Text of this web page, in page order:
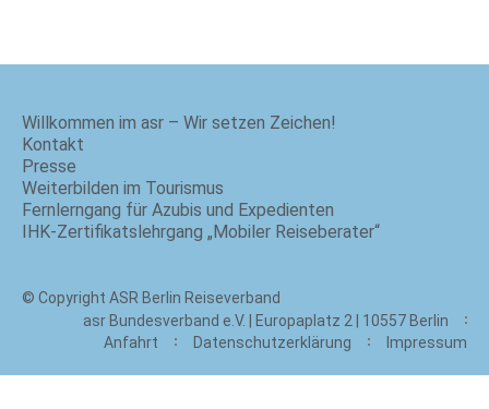
Willkommen im asr – Wir setzen Zeichen!
Kontakt
Presse
Weiterbilden im Tourismus
Fernlerngang für Azubis und Expedienten
IHK-Zertifikatslehrgang „Mobiler Reiseberater“
© Copyright ASR Berlin Reiseverband
asr Bundesverband e.V. | Europaplatz 2 | 10557 Berlin
Anfahrt
Datenschutzerklärung Impressum